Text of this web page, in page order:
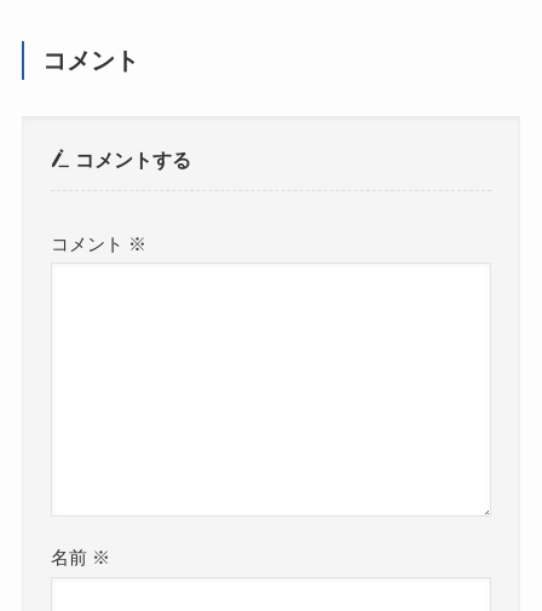
コメント
コメントする
コメント ※
名前 ※